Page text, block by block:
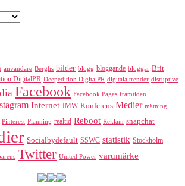
användare Berghs bilder blogg bloggande bloggar Brit
DigitalPR Deepedition DigitalPR digitala trender disruptive
Facebook Facebook Pages framtiden
Internet JMW Konferens Medier mätning
Pinterest Planning realtid Reboot Reklam snapchat
Socialbydefault SSWC statistik Stockholm
Twitter United Power varumärke